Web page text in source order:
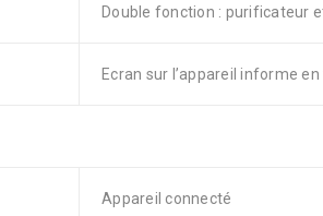
Double fonction : purificateur
Ecran sur l’appareil informe
Appareil connecté